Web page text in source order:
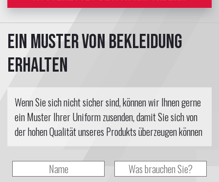
Ein Muster von Bekleidung
erhalten
Wenn Sie sich nicht sicher sind, können wir Ihnen gerne
ein Muster Ihrer Uniform zusenden, damit Sie sich von
der hohen Qualität unseres Produkts überzeugen können